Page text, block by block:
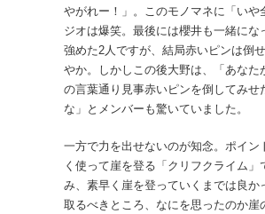
やがれー！」。このモノマネに「い
ジオは爆笑。最後には櫻井も一緒に
強めた2人ですが、結局赤いピンは倒
やか。しかしこの後大野は、「あな
の言葉通り見事赤いピンを倒してみ
な」とメンバーも驚いていました。
一方で力を出せないのが知念。ポイ
く使って崖を登る「クリフクライム
み、素早く崖を登っていくまでは良
取るべきところ、なにを思ったのか